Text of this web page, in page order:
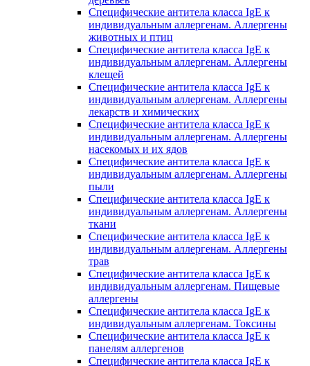
Специфические антитела класса IgE к
индивидуальным аллергенам. Аллергены
животных и птиц
Специфические антитела класса IgE к
индивидуальным аллергенам. Аллергены
клещей
Специфические антитела класса IgE к
индивидуальным аллергенам. Аллергены
лекарств и химических
Специфические антитела класса IgE к
индивидуальным аллергенам. Аллергены
насекомых и их ядов
Специфические антитела класса IgE к
индивидуальным аллергенам. Аллергены
пыли
Специфические антитела класса IgE к
индивидуальным аллергенам. Аллергены
ткани
Специфические антитела класса IgE к
индивидуальным аллергенам. Аллергены
трав
Специфические антитела класса IgE к
индивидуальным аллергенам. Пищевые
аллергены
Специфические антитела класса IgE к
индивидуальным аллергенам. Токсины
Специфические антитела класса IgE к
панелям аллергенов
Специфические антитела класса IgE к